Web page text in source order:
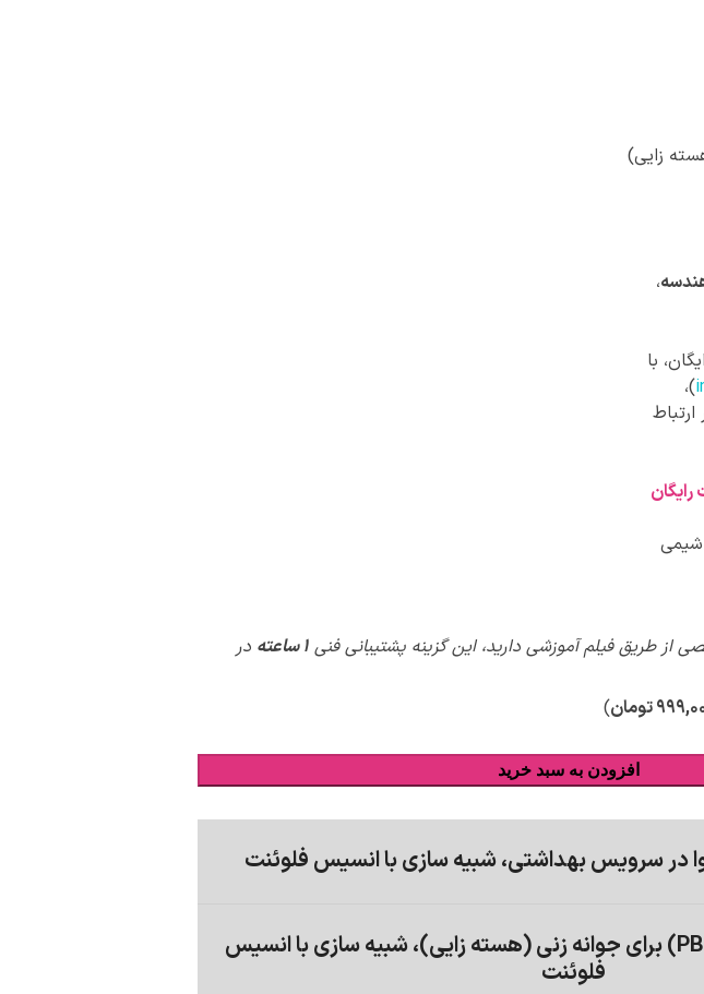
،
با
)،
شیمی
مدل تعادل جمعیت (PBM) برای جوانه زنی (هسته زایی)، شبیه سازی با انسیس
فلوئنت
در سرویس بهداشتی، شبیه سازی با انسیس فلوئنت
از طریق فیلم آموزشی دارید، این گزینه پشتیبانی فنی 1 ساعته
در
تومان)
افزودن به سبد خرید